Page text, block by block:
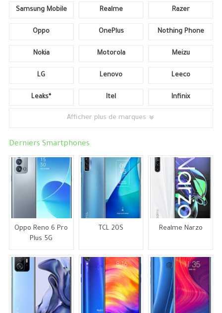
Samsung Mobile Realme Razer
Oppo OnePlus Nothing Phone
Nokia Motorola Meizu
LG Lenovo Leeco
Leaks* Itel Infinix
Afficher plus de marques
Derniers Smartphones
Oppo Reno 6 Pro
Plus 5G
TCL 20S Realme Narzo